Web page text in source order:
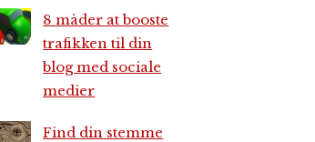
8 måder at booste
trafikken til din
blog med sociale
medier
Find din stemme